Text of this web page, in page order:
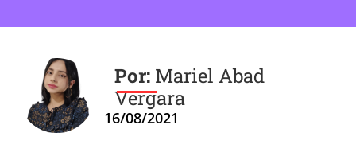
Mariel Abad
Vergara
16/08/2021